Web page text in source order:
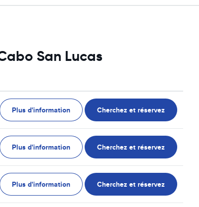
San Lucas
Plus d'information Cherchez et réservez
Plus d'information Cherchez et réservez
Plus d'information Cherchez et réservez